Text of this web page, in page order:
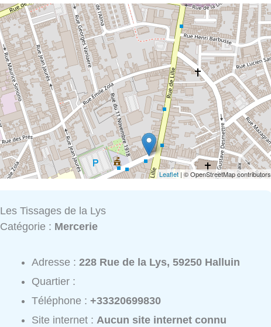
Leaflet | © OpenStreetMap contributors
Les Tissages de la Lys
Catégorie : Mercerie
Adresse :228 Rue de la Lys, 59250 Halluin
Quartier :
Téléphone :+33320699830
Site internet :Aucun site internet connu